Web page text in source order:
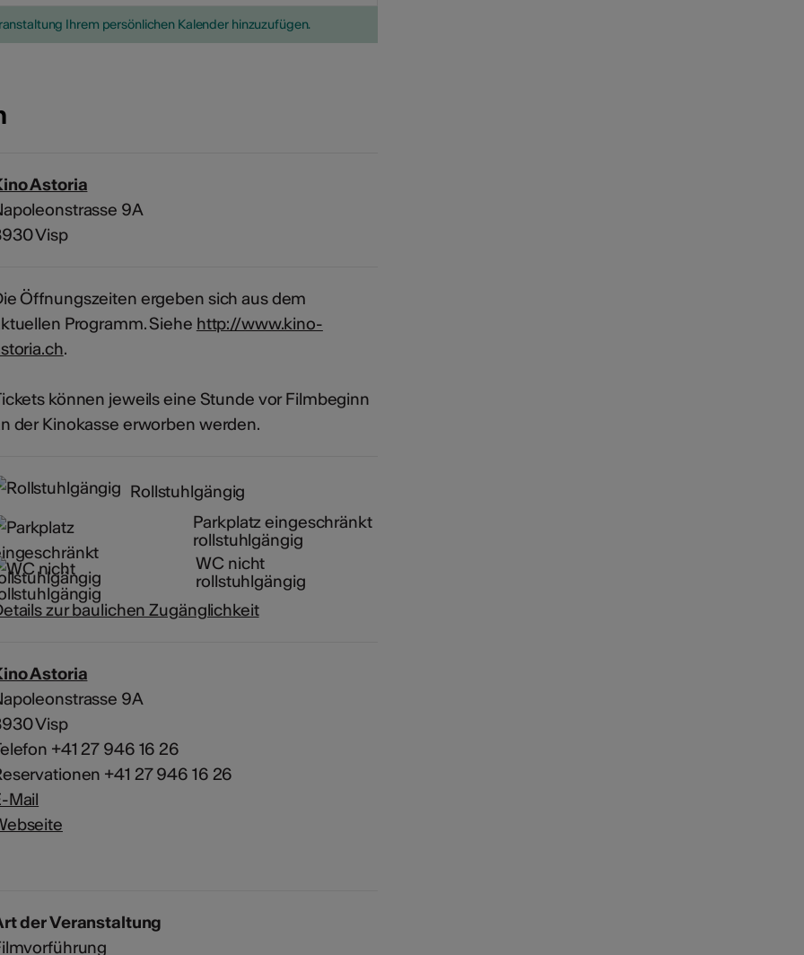
Ihrem persönlichen Kalender hinzuzufügen.
Astoria
9A
Visp
Öffnungszeiten ergeben sich aus dem
Programm. Siehe http://www.kino-
.
können jeweils eine Stunde vor Filmbeginn
der Kinokasse erworben werden.
Rollstuhlgängig
Parkplatz eingeschränkt
rollstuhlgängig
WC nicht
rollstuhlgängig
zur baulichen Zugänglichkeit
Astoria
9A
Visp
+41 27 946 16 26
+41 27 946 16 26
Mail
der Veranstaltung